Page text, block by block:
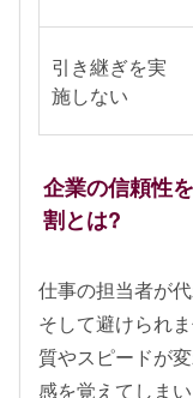
引き継ぎを実
施しない
企業の信頼性
割とは?
仕事の担当者が
そして避けられ
質やスピードが
感を覚えてしまい